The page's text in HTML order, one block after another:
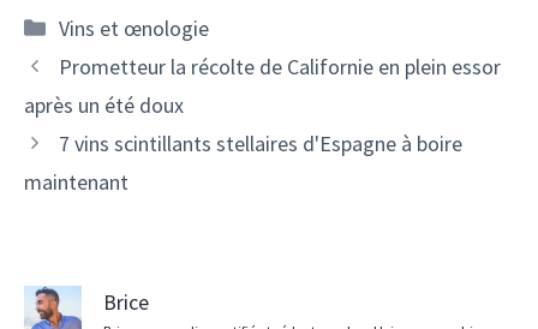
Catégories
Vins et œnologie
Navigation
des
Prometteur la récolte de Californie en plein essor
après un été doux
7 vins scintillants stellaires d'Espagne à boire
maintenant
Brice